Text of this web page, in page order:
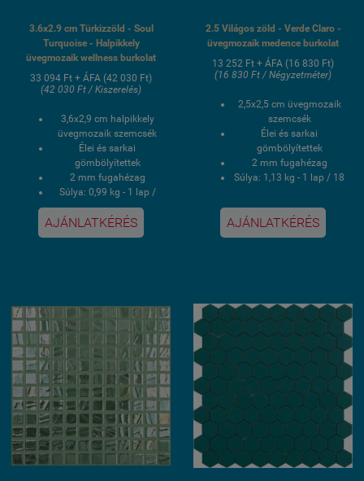
3.6x2.9 cm Türkizzöld - Soul
Turquoise - Halpikkely
üvegmozaik wellness burkolat
33 094 Ft + ÁFA (42 030 Ft)
(42 030 Ft / Kiszerelés)
3,6x2,9 cm halpikkely
üvegmozaik szemcsék
Élei és sarkai
gömbölyítettek
2 mm fugahézag
Súlya: 0,99 kg - 1 lap /
9,93 kg - 1 doboz
1 doboz 0,87 négyzetmér
/ 10 lap
burkolat
AJÁNLATKÉRÉS
2.5 Világos zöld - Verde Claro -
üvegmozaik medence burkolat
13 252 Ft + ÁFA (16 830 Ft)
(16 830 Ft / Négyzetméter)
2,5x2,5 cm üvegmozaik
szemcsék
Élei és sarkai
gömbölyítettek
2 mm fugahézag
Súlya: 1,13 kg - 1 lap / 18
1 doboz 2 négyzetmér /
16 lap
PVC poliuretán
medence üvegmozaik
AJÁNLATKÉRÉS